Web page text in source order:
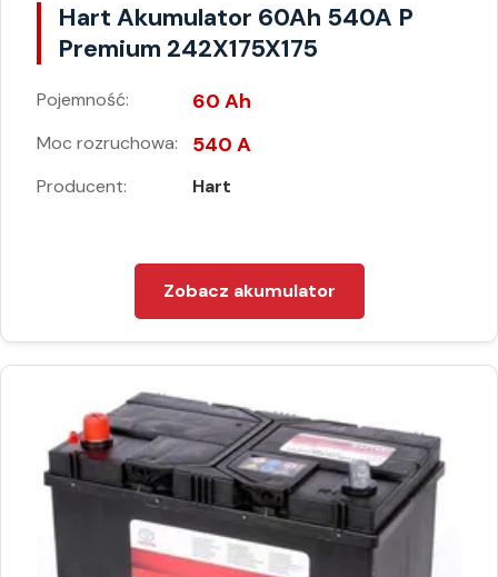
Hart Akumulator 60Ah 540A P
Premium 242X175X175
Pojemność: 60 Ah
Moc rozruchowa: 540 A
Producent: Hart
Zobacz akumulator